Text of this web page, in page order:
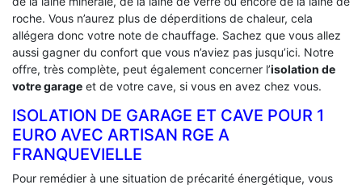
roche. Vous n’aurez plus de déperditions de chaleur, cela
allégera donc votre note de chauffage. Sachez que vous allez
aussi gagner du confort que vous n’aviez pas jusqu’ici. Notre
offre, très complète, peut également concerner l’isolation de
votre garage et de votre cave, si vous en avez chez vous.
ISOLATION DE GARAGE ET CAVE POUR 1
EURO AVEC ARTISAN RGE A
FRANQUEVIELLE
Pour remédier à une situation de précarité énergétique, vous